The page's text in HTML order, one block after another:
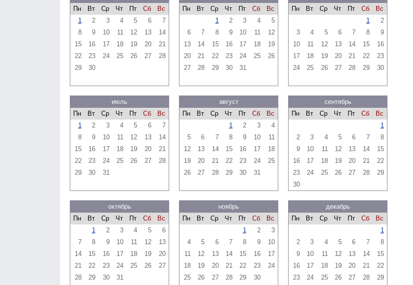
Пн
Вт Ср Чт Пт Сб
Вс
1
2 3 4 5 6
7
8
9 10 11 12 13
14
15
16 17 18 19 20
21
22
23 24 25 26 27
28
29
30
Пн
Вт Ср Чт Пт Сб
Вс
1
2 3 4
5
6
7 8 9 10 11
12
13
14 15 16 17 18
19
20
21 22 23 24 25
26
27
28 29 30 31
Пн
Вт Ср Чт Пт Сб
Вс
1
2
3
4 5 6 7 8
9
10
11 12 13 14 15
16
17
18 19 20 21 22
23
24
25 26 27 28 29 30
июль
Пн
Вт Ср Чт Пт Сб
Вс
1
2 3 4 5 6
7
8
9 10 11 12 13
14
15
16 17 18 19 20
21
22
23 24 25 26 27
28
29
30 31
август
Пн
Вт Ср Чт Пт Сб
Вс
1
2 3
4
5
6 7 8 9 10
11
12
13 14 15 16 17
18
19
20 21 22 23 24
25
26
27 28 29 30 31
сентябрь
Пн
Вт Ср Чт Пт Сб
Вс
1
2
3 4 5 6 7
8
9
10 11 12 13 14
15
16
17 18 19 20 21
22
23
24 25 26 27 28
29
30
октябрь
Пн
Вт Ср Чт Пт Сб
Вс
1
2 3 4 5
6
7
8 9 10 11 12
13
14
15 16 17 18 19
20
21
22 23 24 25 26
27
28
29 30 31
ноябрь
Пн
Вт Ср Чт Пт Сб
Вс
1
2
3
4
5 6 7 8 9
10
11
12 13 14 15 16
17
18
19 20 21 22 23
24
25
26 27 28 29 30
декабрь
Пн
Вт Ср Чт Пт Сб
Вс
1
2
3 4 5 6 7
8
9
10 11 12 13 14
15
16
17 18 19 20 21
22
23
24 25 26 27 28
29